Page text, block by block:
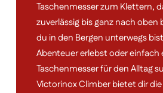
Taschenmesser zum Klettern,
zuverlässig bis ganz nach oben
du in den Bergen unterwegs
Abenteuer erlebst oder einfach
Taschenmesser für den Alltag
Victorinox Climber bietet dir